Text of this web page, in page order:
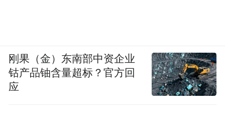
刚果（金）东南部中资企业
钴产品铀含量超标？官方回
应